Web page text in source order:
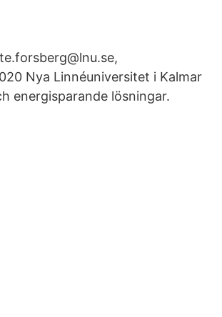
Nya Linnéuniversitet i Kalmar
energisparande lösningar.